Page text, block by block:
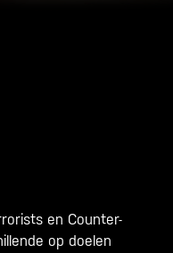
en Counter-
op doelen